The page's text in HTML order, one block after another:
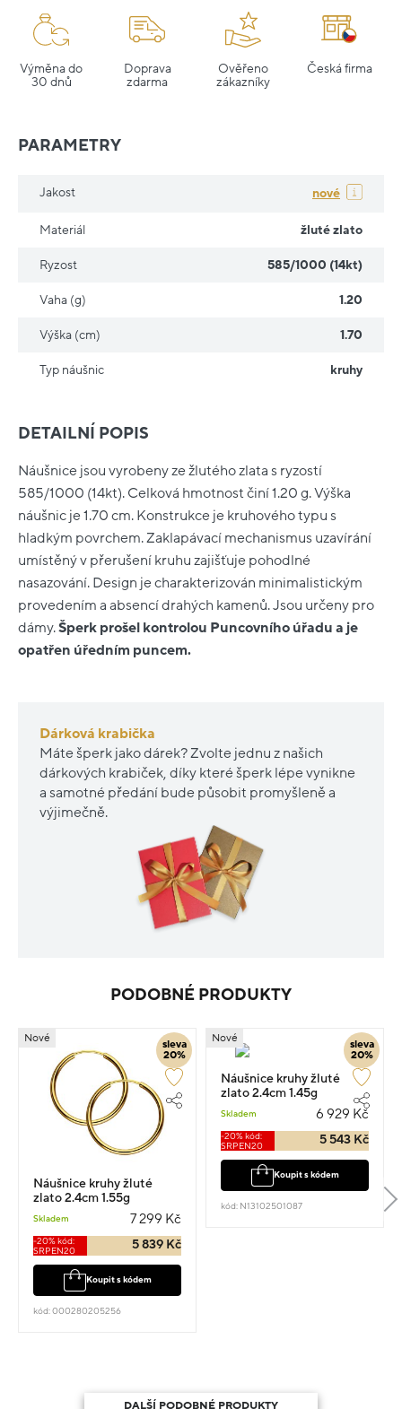
Výměna do
30 dnů
Doprava
zdarma
Ověřeno
zákazníky
Česká firma
DETAILNÍ POPIS
Náušnice jsou vyrobeny ze žlutého zlata s ryzostí
585/1000 (14kt). Celková hmotnost činí 1.20 g. Výška
náušnic je 1.70 cm. Konstrukce je kruhového typu s
hladkým povrchem. Zaklapávací mechanismus uzavírání
umístěný v přerušení kruhu zajišťuje pohodlné
nasazování. Design je charakterizován minimalistickým
provedením a absencí drahých kamenů. Jsou určeny pro
dámy.Šperk prošel kontrolou Puncovního úřadu a je
opatřen úředním puncem.
Dárková krabička
Máte šperk jako dárek? Zvolte jednu z našich
dárkových krabiček, díky které šperk lépe vynikne
a samotné předání bude působit promyšleně a
výjimečně.
PARAMETRY
Jakost nové
Materiál žluté zlato
Ryzost 585/1000 (14kt)
Vaha (g) 1.20
Výška (cm) 1.70
Typ náušnic kruhy
PODOBNÉ PRODUKTY
sleva
20%
Nové
Náušnice kruhy žluté
zlato 2.4cm 1.55g
Skladem 7 299 Kč
-20% kód:
SRPEN20
5 839 Kč
Koupit s kódem
kód: 000280205256
sleva
20%
Nové
Náušnice kruhy žluté
zlato 2.4cm 1.45g
Skladem 6 929 Kč
-20% kód:
SRPEN20
5 543 Kč
Koupit s kódem
kód: N13102501087
DALŠÍ PODOBNÉ PRODUKTY